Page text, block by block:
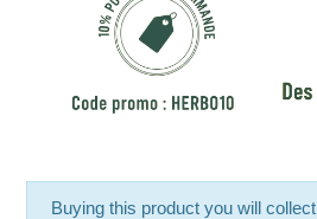
Buying this product you will collect